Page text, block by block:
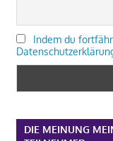
Indem du
DIE MEINUNG